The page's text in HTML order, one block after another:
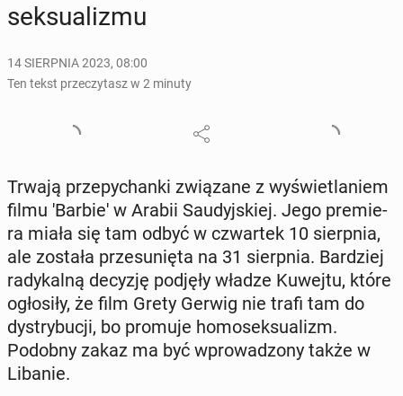
sek­su­ali­zmu
14 SIERPNIA 2023, 08:00
Ten tekst przeczytasz w 2 minuty
Trwają prze­py­chan­ki zwią­za­ne z wy­świe­tla­niem
filmu 'Bar­bie' w Arabii Sau­dyj­skiej. Jego pre­mie­
ra miała się tam odbyć w czwar­tek 10 sierp­nia,
ale została prze­su­nię­ta na 31 sierp­nia. Bar­dziej
ra­dy­kal­ną decyzję podjęły władze Kuwejtu, które
ogło­si­ły, że film Grety Gerwig nie trafi tam do
dys­try­bu­cji, bo promuje ho­mo­sek­su­alizm.
Podobny zakaz ma być wpro­wa­dzo­ny także w
Libanie.